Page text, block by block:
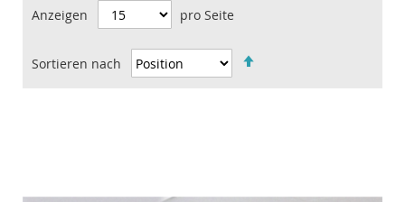
Anzeigen pro Seite
Sortieren nach